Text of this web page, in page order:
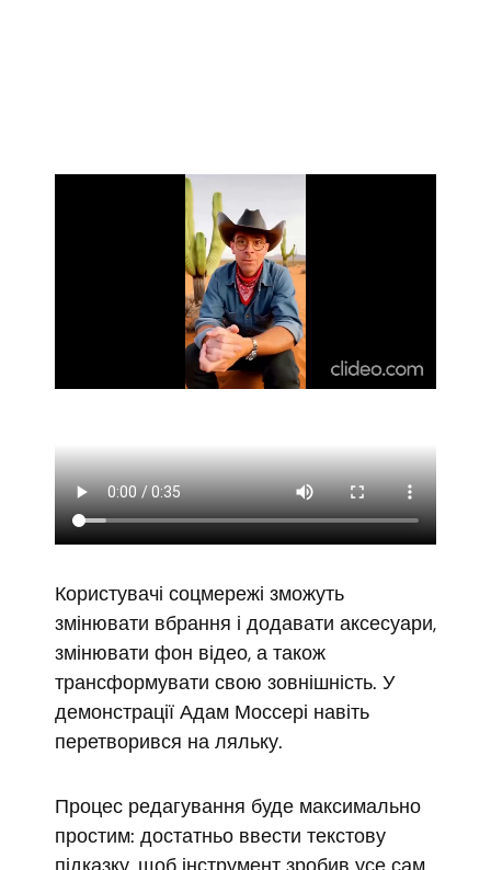
Користувачі соцмережі зможуть
змінювати вбрання і додавати аксесуари,
змінювати фон відео, а також
трансформувати свою зовнішність. У
демонстрації Адам Моссері навіть
перетворився на ляльку.
Процес редагування буде максимально
простим: достатньо ввести текстову